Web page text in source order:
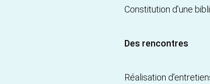
Constitution d’une
Des rencontres
Réalisation